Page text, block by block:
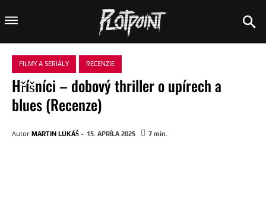
FILMY A SERIÁLY RECENZIE
Hříšníci – dobový thriller o upírech a
blues (Recenze)
Autor MARTIN LUKÁŠ - 15. APRÍLA 2025 7 min.